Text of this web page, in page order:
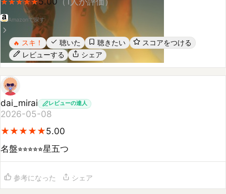
Amazonで探す
スキ！ 聴きたい スコアをつける
レビューする シェア
dai_mirai
2026-05-08
★
★★
★★
★★
★★
★5.00
参考になった シェア
コメント (0